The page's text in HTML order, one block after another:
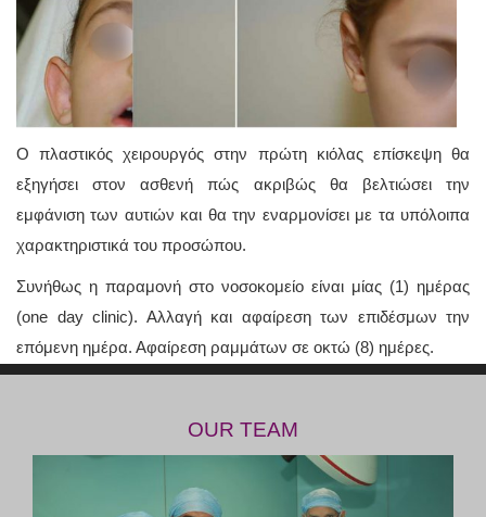
Ο πλαστικός χειρουργός στην πρώτη κιόλας επίσκεψη θα
εξηγήσει στον ασθενή πώς ακριβώς θα βελτιώσει την
εμφάνιση των αυτιών και θα την εναρμονίσει με τα υπόλοιπα
χαρακτηριστικά του προσώπου.
Συνήθως η παραμονή στο νοσοκομείο είναι μίας (1) ημέρας
(one day clinic). Αλλαγή και αφαίρεση των επιδέσμων την
επόμενη ημέρα. Αφαίρεση ραμμάτων σε οκτώ (8) ημέρες.
OUR TEAM